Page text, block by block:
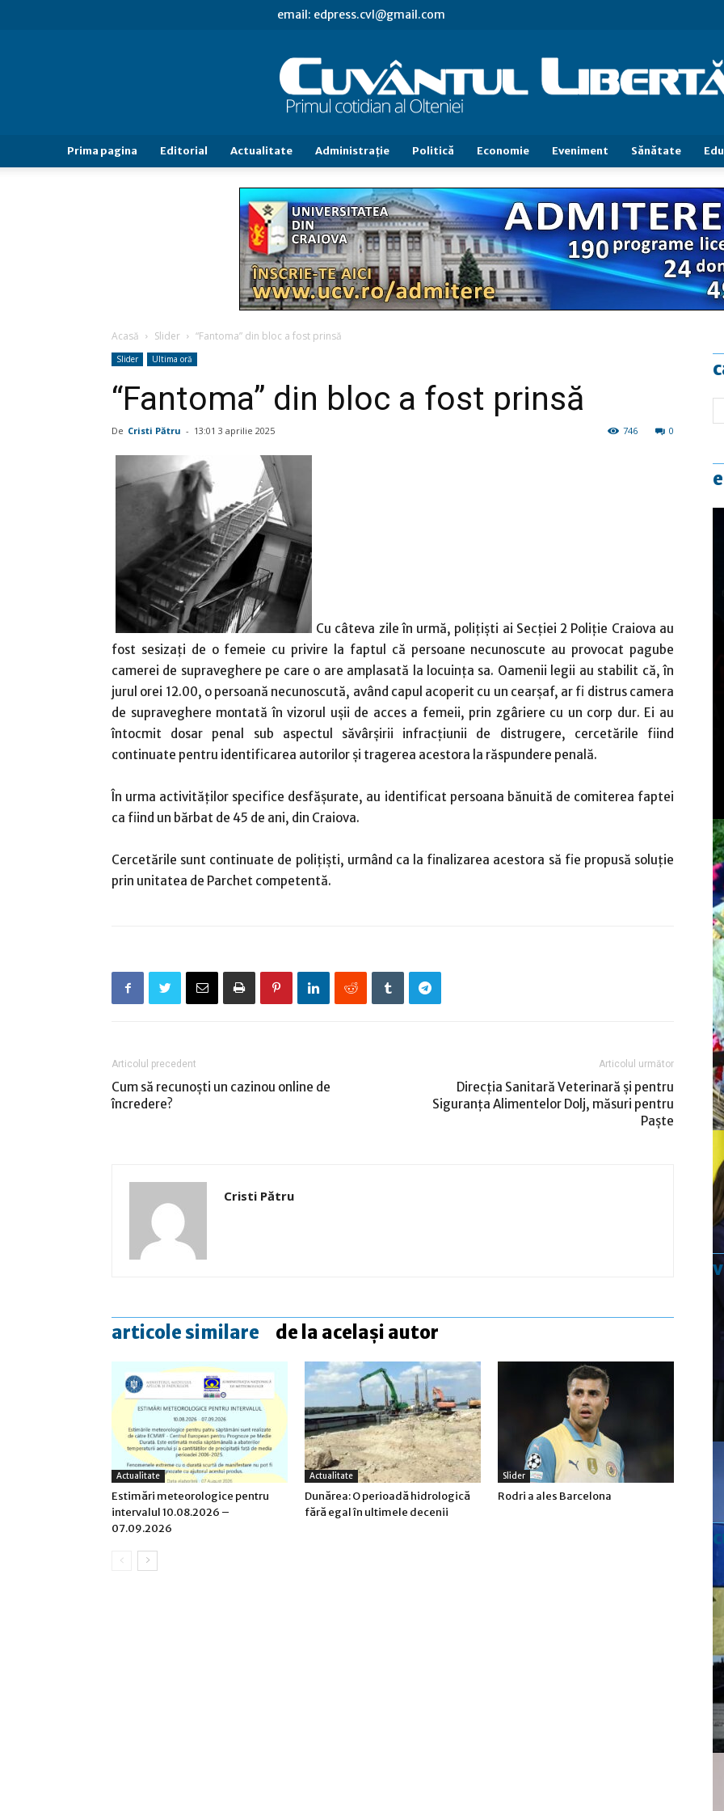
email: edpress.cvl@gmail.com
Cuvântul
Libertăţii
Prima pagina Editorial Actualitate Administraţie Politică Economie Eveniment Sănătate
Acasă Slider “Fantoma” din bloc a fost prinsă
Slider Ultima oră
“Fantoma” din bloc a fost prinsă
De Cristi Pătru - 13:01 3 aprilie 2025 0
746
Cu câteva zile în urmă, polițiști ai Secţiei 2 Poliţie Craiova au
fost sesizați de o femeie cu privire la faptul că persoane necunoscute au provocat pagube
camerei de supraveghere pe care o are amplasată la locuința sa. Oamenii legii au stabilit că, în
jurul orei 12.00, o persoană necunoscută, având capul acoperit cu un cearșaf, ar fi distrus camera
de supraveghere montată în vizorul ușii de acces a femeii, prin zgâriere cu un corp dur. Ei au
întocmit dosar penal sub aspectul săvârșirii infracțiunii de distrugere, cercetările fiind
continuate pentru identificarea autorilor și tragerea acestora la răspundere penală.
În urma activităților specifice desfășurate, au identificat persoana bănuită de comiterea faptei
ca fiind un bărbat de 45 de ani, din Craiova.
Cercetările sunt continuate de polițiști, urmând ca la finalizarea acestora să fie propusă soluție
prin unitatea de Parchet competentă.
Articolul precedent
Cum să recunoști un cazinou online de
încredere?
Articolul următor
Direcţia Sanitară Veterinară şi pentru
Siguranţa Alimentelor Dolj, măsuri pentru
Paşte
Cristi Pătru
articole similare de la același autor
Actualitate
Estimări meteorologice pentru
intervalul 10.08.2026 –
07.09.2026
Actualitate
Dunărea: O perioadă hidrologică
fără egal în ultimele decenii
Slider
Rodri a ales Barcelona